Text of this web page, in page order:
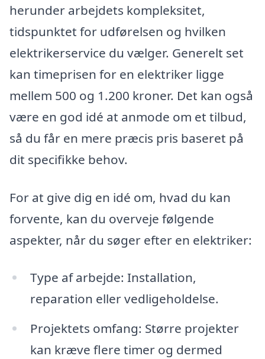
herunder arbejdets kompleksitet,
tidspunktet for udførelsen og hvilken
elektrikerservice du vælger. Generelt set
kan timeprisen for en elektriker ligge
mellem 500 og 1.200 kroner. Det kan også
være en god idé at anmode om et tilbud,
så du får en mere præcis pris baseret på
dit specifikke behov.
For at give dig en idé om, hvad du kan
forvente, kan du overveje følgende
aspekter, når du søger efter en elektriker:
Type af arbejde: Installation,
reparation eller vedligeholdelse.
Projektets omfang: Større projekter
kan kræve flere timer og dermed